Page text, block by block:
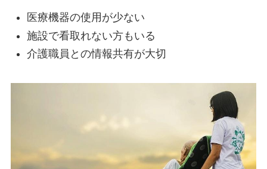
医療機器の使用が少ない
施設で看取れない方もいる
介護職員との情報共有が大切